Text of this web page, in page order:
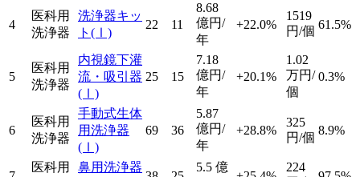
4
医科用
洗浄器
洗浄器キッ
ト (Ⅰ)
22 11
8.68
億円/
年
+22.0%
1519
円/個 61.5%
5
医科用
洗浄器
内視鏡下灌
流・吸引器
(Ⅰ)
25 15
7.18
億円/
年
+20.1%
1.02
万円/
個
0.3%
6
医科用
洗浄器
手動式生体
用洗浄器
(Ⅰ)
69 36
5.87
億円/
年
+28.8%
325
円/個
8.9%
医科用
鼻用洗浄器
5.5 億
224